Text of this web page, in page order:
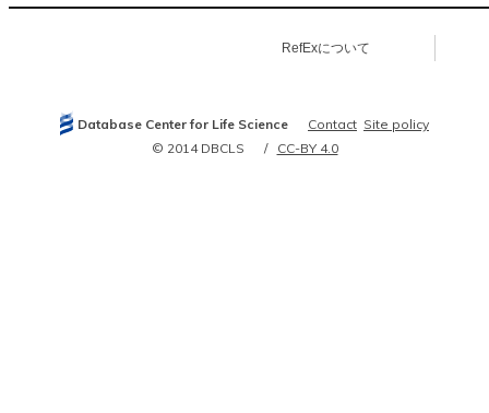
RefExについて
Database Center for Life Science Contact Site policy
© 2014 DBCLS
CC-BY 4.0